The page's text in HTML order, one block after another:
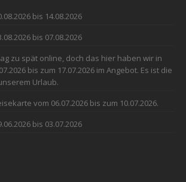
bis 14.08.2026
bis 07.08.2026
zu spät online, doch das hier haben wir in
bis zum 17.07.2026 im Angebot. Es ist die
Urlaub.
vom 06.07.2026 bis zum 10.07.2026.
bis 03.07.2026